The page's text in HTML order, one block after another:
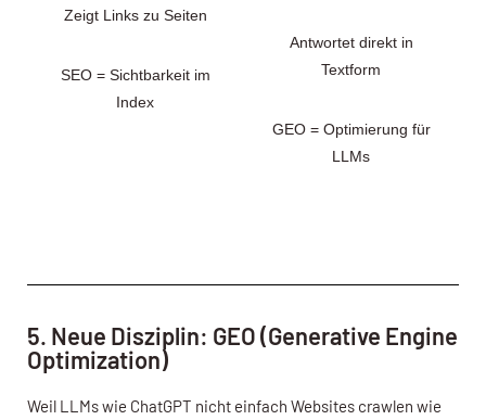
Zeigt Links zu Seiten
SEO = Sichtbarkeit im
Index
Antwortet direkt in
Textform
GEO = Optimierung für
LLMs
5. Neue Disziplin: GEO (Generative Engine
Optimization)
Weil LLMs wie ChatGPT nicht einfach Websites crawlen wie